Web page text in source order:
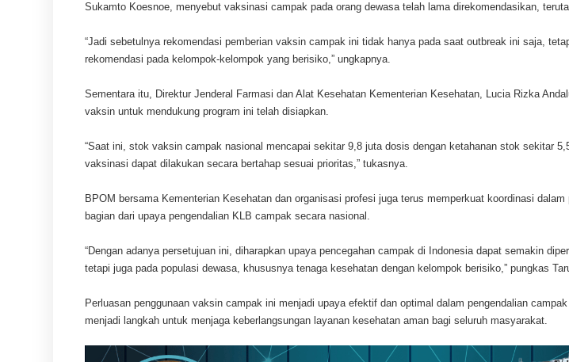
Sukamto Koesnoe, menyebut vaksinasi campak pada orang dewasa telah lama direkomendasikan,
“Jadi sebetulnya rekomendasi pemberian vaksin campak ini tidak hanya pada saat outbreak ini saja,
rekomendasi pada kelompok-kelompok yang berisiko,” ungkapnya.
Sementara itu, Direktur Jenderal Farmasi dan Alat Kesehatan Kementerian Kesehatan, Lucia Rizka
vaksin untuk mendukung program ini telah disiapkan.
“Saat ini, stok vaksin campak nasional mencapai sekitar 9,8 juta dosis dengan ketahanan stok sekitar
vaksinasi dapat dilakukan secara bertahap sesuai prioritas,” tukasnya.
BPOM bersama Kementerian Kesehatan dan organisasi profesi juga terus memperkuat koordinasi
bagian dari upaya pengendalian KLB campak secara nasional.
“Dengan adanya persetujuan ini, diharapkan upaya pencegahan campak di Indonesia dapat semakin
tetapi juga pada populasi dewasa, khususnya tenaga kesehatan dengan kelompok berisiko,” pungkas
Perluasan penggunaan vaksin campak ini menjadi upaya efektif dan optimal dalam pengendalian
menjadi langkah untuk menjaga keberlangsungan layanan kesehatan aman bagi seluruh masyarakat.